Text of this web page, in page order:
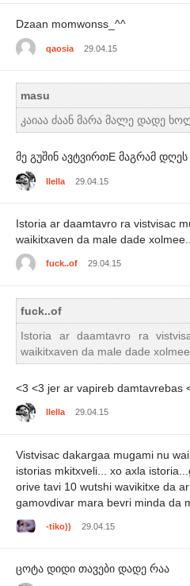
Dzaan momwonss_^^
qaosia 29.04.15
masu
კაიაა ძაან მარა მალე დადე
მე გუშინ ავტვირთE მაგრამ
llella 29.04.15
Istoria ar daamtavro ra vistvisac
waikitxaven da male dade xolmee...
fuck..of 29.04.15
fuck..of
Istoria ar daamtavro ra
waikitxaven da male dade
<3 <3 jer ar vapireb damtavrebas
llella 29.04.15
Vistvisac dakargaa mugami nu
istorias mkitxveli... xo axla
orive tavi 10 wutshi wavikitxe da
gamovdivar mara bevri minda da
-tiko)) 29.04.15
ცოტა დიდი თავები დადე რაა